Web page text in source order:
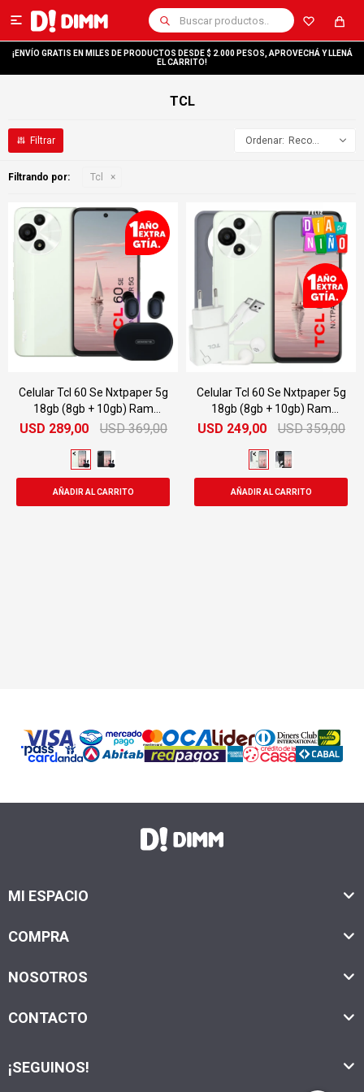

¡ENVÍO GRATIS EN MILES DE PRODUCTOS DESDE $ 2.000 PESOS, APROVECHÁ Y LLENÁ
EL CARRITO!
TCL
Recomendados
Filtrando por: Tcl
Celular Tcl 60 Se Nxtpaper 5g
18gb (8gb + 10gb) Ram
256gb + Regalo
USD 289,00 USD 369,00
Celular Tcl 60 Se Nxtpaper 5g
18gb (8gb + 10gb) Ram
256gb
USD 249,00 USD 359,00
MI ESPACIO
COMPRA
NOSOTROS
CONTACTO
¡SEGUINOS!